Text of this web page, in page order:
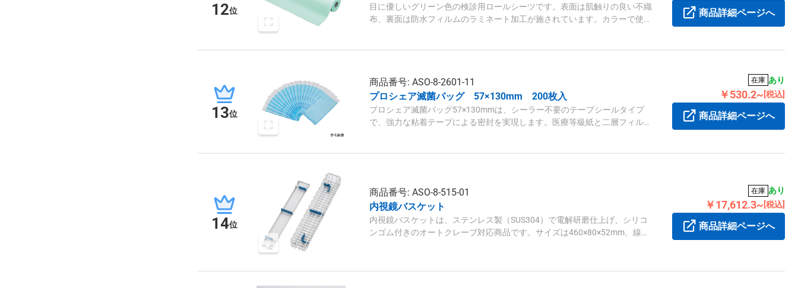
12位
目に優しいグリーン色の検診用ロールシーツです。表面は肌触りの良い不織
布、裏面は防水フィルムのラミネート加工が施されています。カラーで使用
商品詳細ページへ
13位
商品番号: ASO-8-2601-11
プロシェア滅菌バッグ 57×130mm 200枚入
プロシェア滅菌バッグ57×130mmは、シーラー不要のテープシールタイプ
で、強力な粘着テープによる密封を実現します。医療等級紙と二層フィルム
在庫 あり
￥530.2~[税込]
商品詳細ページへ
14位
商品番号: ASO-8-515-01
内視鏡バスケット
内視鏡バスケットは、ステンレス製（SUS304）で電解研磨仕上げ、シリコ
ンゴム付きのオートクレーブ対応商品です。サイズは460×80×52mm、線径
在庫 あり
￥17,612.3~ [税込]
商品詳細ページへ